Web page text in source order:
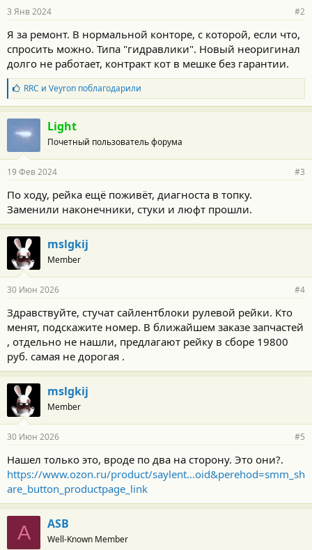
3 Янв 2024 #2
Я за ремонт. В нормальной конторе, с которой, если что,
спросить можно. Типа "гидравлики". Новый неоригинал
долго не работает, контракт кот в мешке без гарантии.
Б
л
а
г
о
д
а
н
с
т
и
:
RRC и Veyronпоблагодарили
Light
Почетный пользователь форума
19 Фев 2024 #3
По ходу, рейка ещё поживёт, диагноста в топку.
Заменили наконечники, стуки и люфт прошли.
mslgkij
Member
30 Июн 2026 #4
Здравствуйте, стучат сайлентблоки рулевой рейки. Кто
менят, подскажите номер. В ближайшем заказе запчастей
, отдельно не нашли, предлагают рейку в сборе 19800
руб. самая не дорогая .
mslgkij
Member
30 Июн 2026 #5
Нашел только это, вроде по два на сторону. Это они?.
https://www.ozon.ru/product/saylent...oid&perehod=smm_sh
are_button_productpage_link
A ASB
Well-Known Member